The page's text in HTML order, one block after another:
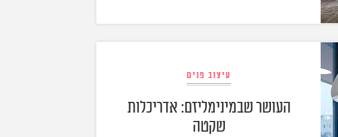
עיצוב פנים
העושר שבמינימליזם: אדריכלות
שקטה